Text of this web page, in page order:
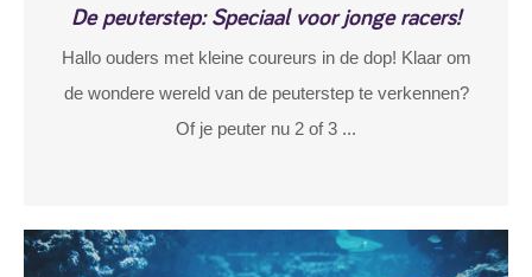
De peuterstep: Speciaal voor jonge racers!
Hallo ouders met kleine coureurs in de dop! Klaar om
de wondere wereld van de peuterstep te verkennen?
Of je peuter nu 2 of 3 ...